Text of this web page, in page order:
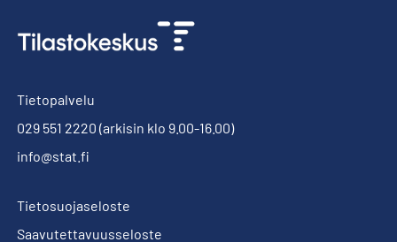
Tietopalvelu
029 551 2220 (arkisin klo 9.00-16.00)
info@stat.fi
Tietosuojaseloste
Saavutettavuusseloste